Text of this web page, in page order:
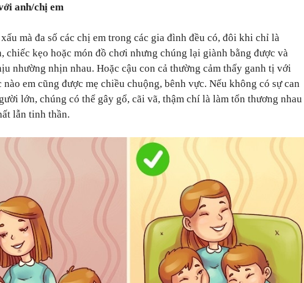
anh/chị em
mà đa số các chị em trong các gia đình đều có, đôi khi chỉ là
chiếc kẹo hoặc món đồ chơi nhưng chúng lại giành bằng được và
nhường nhịn nhau. Hoặc cậu con cả thường cảm thấy ganh tị với
em cũng được mẹ chiều chuộng, bênh vực. Nếu không có sự can
lớn, chúng có thể gây gổ, cãi vã, thậm chí là làm tổn thương nhau
lẫn tinh thần.